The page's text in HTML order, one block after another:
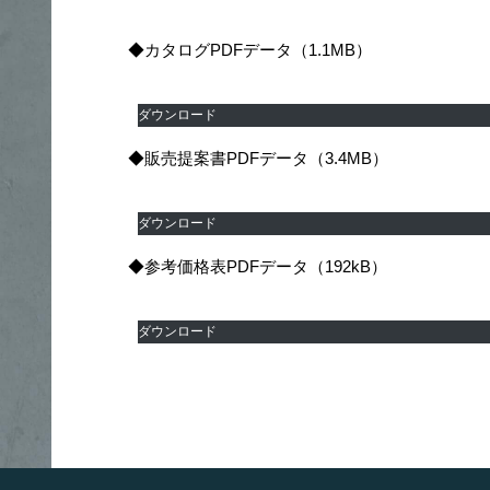
◆カタログPDFデータ（1.1MB）
ダウンロード
◆販売提案書PDFデータ（3.4MB）
ダウンロード
◆参考価格表PDFデータ（192kB）
ダウンロード